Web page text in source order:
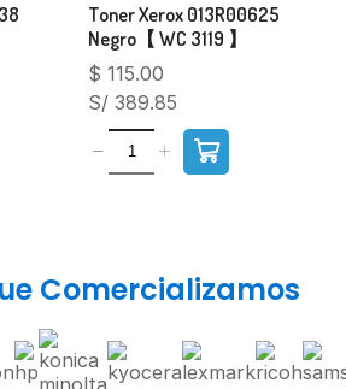
Toner Xerox 013R00625
Negro【 WC 3119 】
$ 115.00
S/ 389.85
Comercializamos